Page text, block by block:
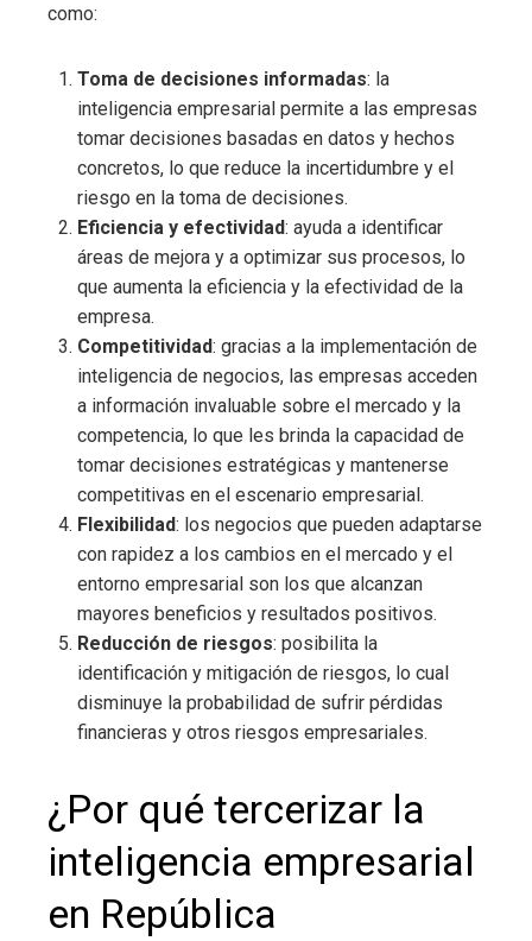
como:
Toma de decisiones informadas: la
inteligencia empresarial permite a las empresas
tomar decisiones basadas en datos y hechos
concretos, lo que reduce la incertidumbre y el
riesgo en la toma de decisiones.
Eficiencia y efectividad: ayuda a identificar
áreas de mejora y a optimizar sus procesos, lo
que aumenta la eficiencia y la efectividad de la
empresa.
Competitividad: gracias a la implementación de
inteligencia de negocios, las empresas acceden
a información invaluable sobre el mercado y la
competencia, lo que les brinda la capacidad de
tomar decisiones estratégicas y mantenerse
competitivas en el escenario empresarial.
Flexibilidad: los negocios que pueden adaptarse
con rapidez a los cambios en el mercado y el
entorno empresarial son los que alcanzan
mayores beneficios y resultados positivos.
Reducción de riesgos: posibilita la
identificación y mitigación de riesgos, lo cual
disminuye la probabilidad de sufrir pérdidas
financieras y otros riesgos empresariales.
¿Por qué tercerizar la
inteligencia empresarial
en República